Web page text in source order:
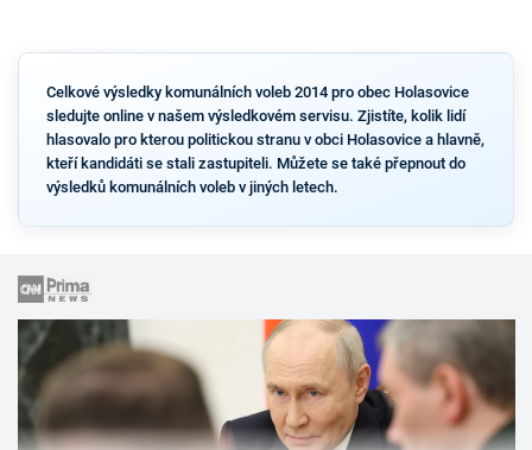
Celkové výsledky komunálních voleb 2014 pro obec Holasovice
sledujte online v našem výsledkovém servisu. Zjistíte, kolik lidí
hlasovalo pro kterou politickou stranu v obci Holasovice a hlavně,
kteří kandidáti se stali zastupiteli. Můžete se také přepnout do
výsledků komunálních voleb v jiných letech.